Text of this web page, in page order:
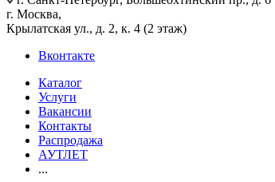
г. Москва,
Крылатская ул., д. 2, к. 4 (2 этаж)
Вконтакте
Каталог
Услуги
Вакансии
Контакты
Распродажа
АУТЛЕТ
...